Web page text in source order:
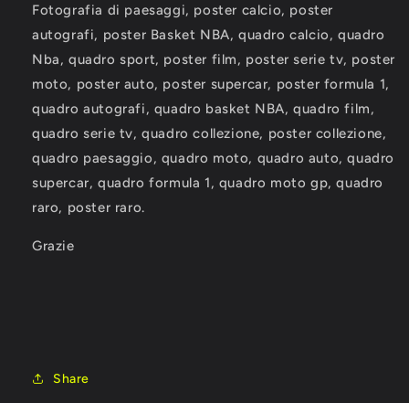
Fotografia di paesaggi, poster calcio, poster
autografi, poster Basket NBA, quadro calcio, quadro
Nba, quadro sport, poster film, poster serie tv, poster
moto, poster auto, poster supercar, poster formula 1,
quadro autografi, quadro basket NBA, quadro film,
quadro serie tv, quadro collezione, poster collezione,
quadro paesaggio, quadro moto, quadro auto, quadro
supercar, quadro formula 1, quadro moto gp, quadro
raro, poster raro.
Grazie
Share